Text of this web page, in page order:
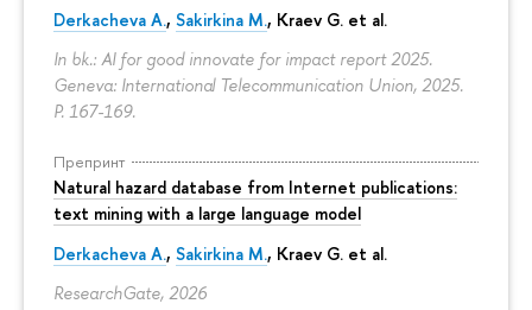
Derkacheva A., Sakirkina M., Kraev G. et al.
In bk.: AI for good innovate for impact report 2025.
Geneva: International Telecommunication Union, 2025.
P. 167-169.
Препринт
Natural hazard database from Internet publications:
text mining with a large language model
Derkacheva A., Sakirkina M., Kraev G. et al.
ResearchGate, 2026